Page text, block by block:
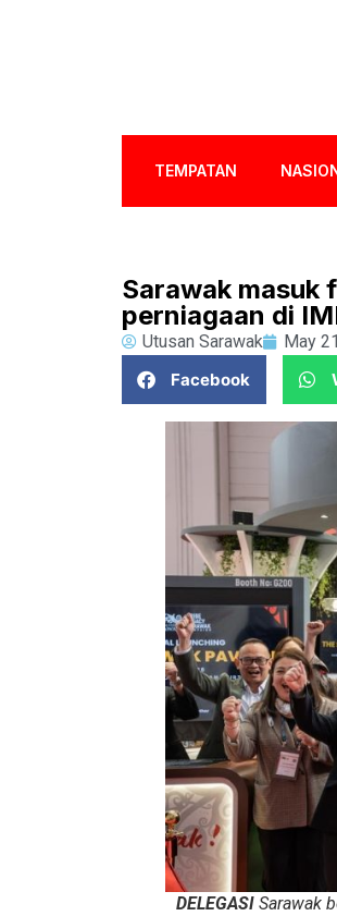
TEMPATAN
Sarawak masuk
perniagaan di
Utusan Sarawak May
Facebook
DELEGASI Sarawak